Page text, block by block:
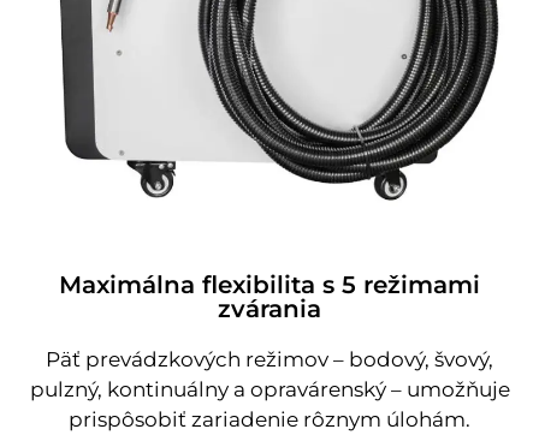
Maximálna flexibilita s 5 režimami
zvárania
Päť prevádzkových režimov – bodový, švový,
pulzný, kontinuálny a opravárenský – umožňuje
prispôsobiť zariadenie rôznym úlohám.